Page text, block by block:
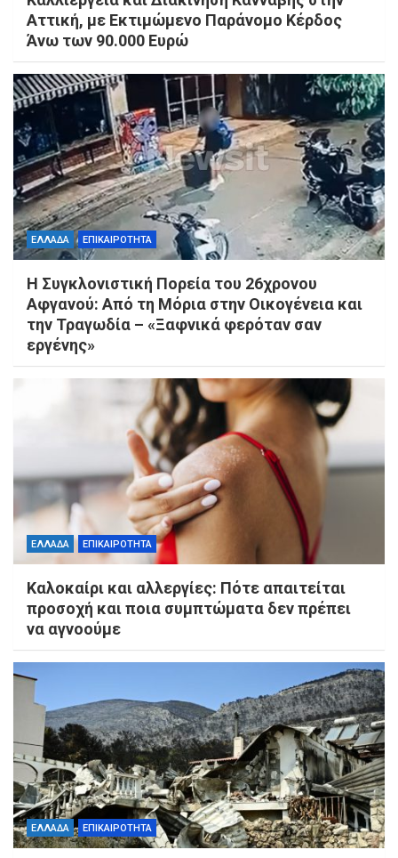
Αττική, με Εκτιμώμενο Παράνομο Κέρδος
Άνω των 90.000 Ευρώ
ΕΛΛΑΔΑ ΕΠΙΚΑΙΡΟΤΗΤΑ
Η Συγκλονιστική Πορεία του 26χρονου
Αφγανού: Από τη Μόρια στην Οικογένεια και
την Τραγωδία – «Ξαφνικά φερόταν σαν
εργένης»
ΕΛΛΑΔΑ ΕΠΙΚΑΙΡΟΤΗΤΑ
Καλοκαίρι και αλλεργίες: Πότε απαιτείται
προσοχή και ποια συμπτώματα δεν πρέπει
να αγνοούμε
ΕΛΛΑΔΑ ΕΠΙΚΑΙΡΟΤΗΤΑ